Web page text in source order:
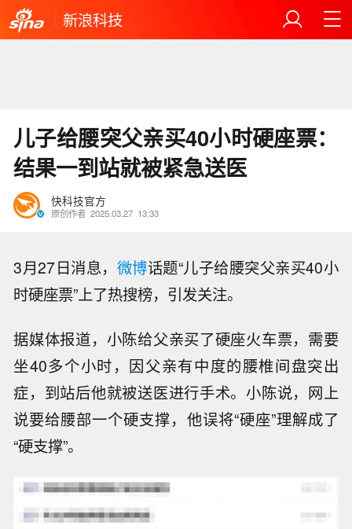
新浪科技
儿子给腰突父亲买40小时硬座票：
结果一到站就被紧急送医
快科技官方
原创作者 2025.03.27 13:33
3月27日消息， 微博话题“儿子给腰突父亲买40小
时硬座票”上了热搜榜，引发关注。
据媒体报道，小陈给父亲买了硬座火车票，需要
坐40多个小时，因父亲有中度的腰椎间盘突出
症，到站后他就被送医进行手术。小陈说，网上
说要给腰部一个硬支撑，他误将“硬座”理解成了
“硬支撑”。